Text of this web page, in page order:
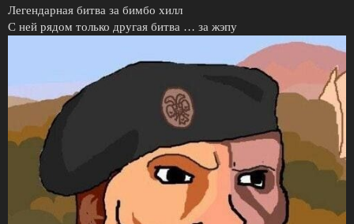
Легендарная битва за бимбо хилл
С ней рядом только другая битва … за жэпу